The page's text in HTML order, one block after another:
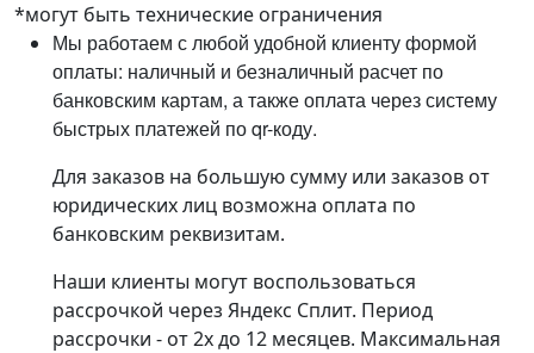
*могут быть технические ограничения
Мы работаем с любой удобной клиенту формой
оплаты: наличный и безналичный расчет по
банковским картам, а также оплата через систему
быстрых платежей по qr-коду.
Для заказов на большую сумму или заказов от
юридических лиц возможна оплата по
банковским реквизитам.
Наши клиенты могут воспользоваться
рассрочкой через Яндекс Сплит. Период
рассрочки - от 2х до 12 месяцев. Максимальная